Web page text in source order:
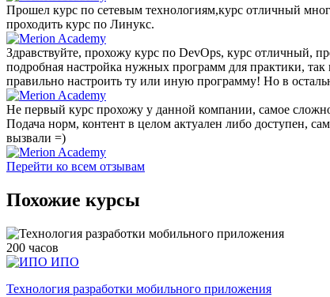
Прошел курс по сетевым технологиям,курс отличный
проходить курс по Линукс.
Здравствуйте, прохожу курс по DevOps, курс отличный,
подробная настройка нужных программ для практики, так
правильно настроить ту или иную программу! Но в
Не первый курс прохожу у данной компании, самое
Подача норм, контент в целом актуален либо доступен,
вызвали =)
Перейти ко всем отзывам
Похожие курсы
200 часов
ИПО
Технология разработки мобильного приложения